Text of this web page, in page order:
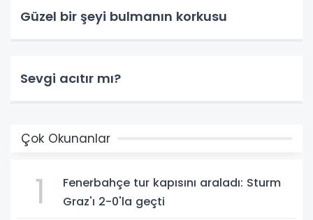
Güzel bir şeyi bulmanın korkusu
Sevgi acıtır mı?
Çok Okunanlar
1
Fenerbahçe tur kapısını araladı: Sturm
Graz'ı 2-0'la geçti